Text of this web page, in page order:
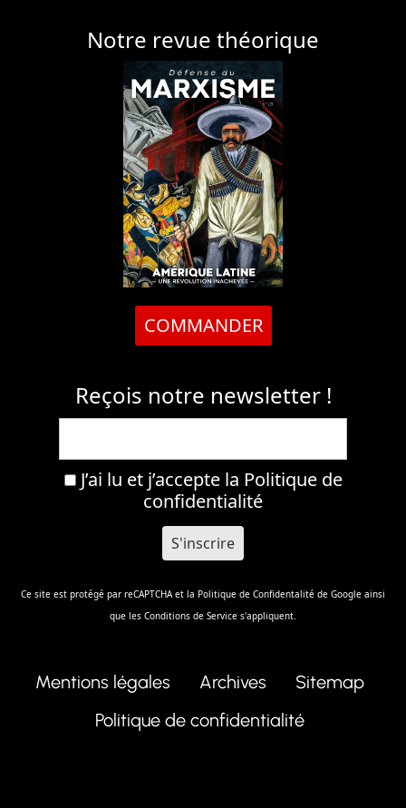
Notre revue théorique
COMMANDER
Reçois notre newsletter !
J’ai lu et j’accepte la Politique de
confidentialité
Ce site est protégé par reCAPTCHA et la Politique de Confidentalité de Google ainsi
que les Conditions de Service s'appliquent.
Mentions légales Archives
Sitemap
Politique de confidentialité